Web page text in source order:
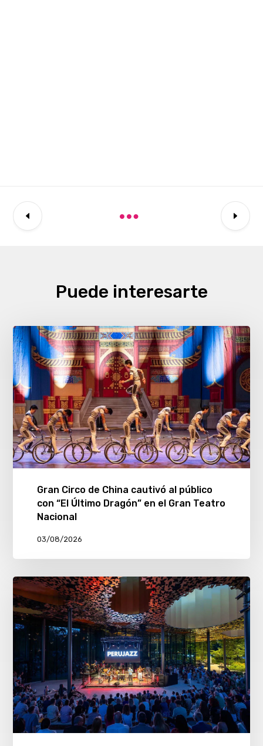
Puede interesarte
Gran Circo de China cautivó al público
con “El Último Dragón” en el Gran Teatro
Nacional
03/08/2026